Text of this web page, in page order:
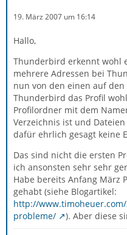
19. März 2007 um 16:14
Hallo,
Thunderbird erkennt wohl
mehrere Adressen bei
nun von den einen auf
Thunderbird das Profil
Profilordner mit dem
Verzeichnis ist und
dafür ehrlich gesagt keine
Das sind nicht die ersten
ich ansonsten sehr sehr
Habe bereits Anfang März
gehabt (siehe Blogartikel:
http://
probleme/
). Aber diese